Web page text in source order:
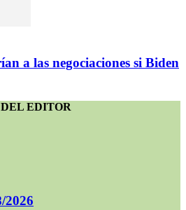
a las negociaciones si Biden
EDITOR
2026